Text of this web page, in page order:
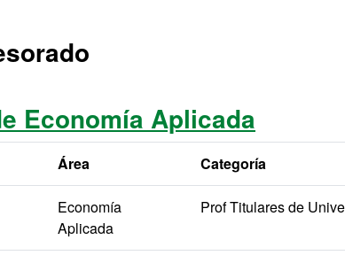
Economía Aplicada
Área Categoría
Economía
Aplicada
Prof Titulares de